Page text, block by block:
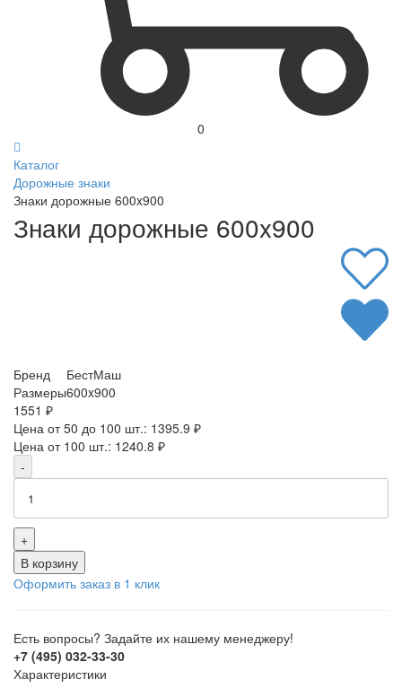
0
Каталог
Дорожные знаки
Знаки дорожные 600x900
Знаки дорожные 600x900
Бренд
БестМаш
Размеры600x900
1551 ₽
Цена от 50 до 100 шт.: 1395.9 ₽
Цена от 100 шт.: 1240.8 ₽
-
+
В корзину
Оформить заказ в 1 клик
Есть вопросы? Задайте их нашему менеджеру!
+7 (495) 032-33-30
Характеристики